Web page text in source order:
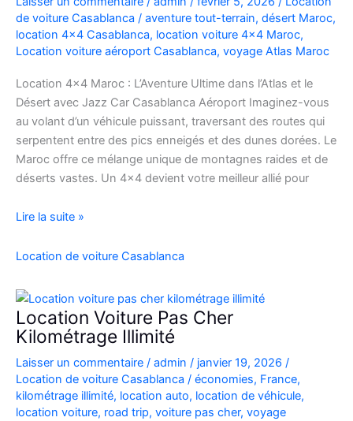
de voiture Casablanca / aventure tout-terrain, désert Maroc,
location 4x4 Casablanca, location voiture 4x4 Maroc,
Location voiture aéroport Casablanca, voyage Atlas Maroc
Location 4×4 Maroc : L’Aventure Ultime dans l’Atlas et le
Désert avec Jazz Car Casablanca Aéroport Imaginez-vous
au volant d’un véhicule puissant, traversant des routes qui
serpentent entre des pics enneigés et des dunes dorées. Le
Maroc offre ce mélange unique de montagnes raides et de
déserts vastes. Un 4×4 devient votre meilleur allié pour
location
voiture
au
Maroc
pour
explorer
l’Atlas
et
le
Lire la suite »
Location de voiture Casablanca
Location Voiture Pas Cher
Kilométrage Illimité
Laisser un commentaire / admin / janvier 19, 2026 /
Location de voiture Casablanca / économies, France,
kilométrage illimité, location auto, location de véhicule,
location voiture, road trip, voiture pas cher, voyage